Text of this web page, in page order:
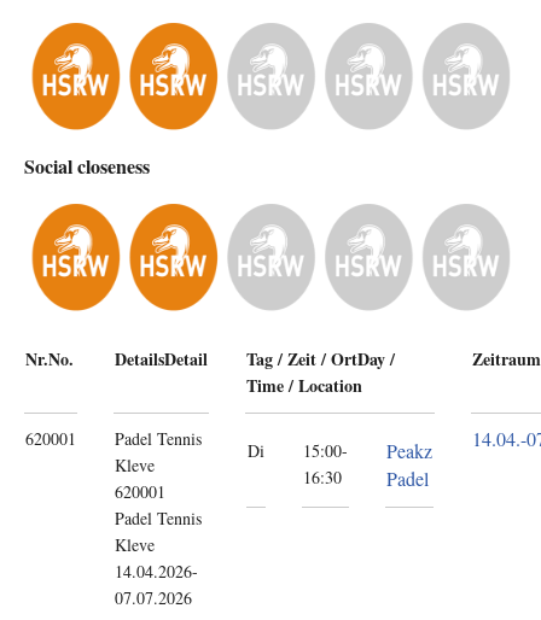
Social closeness
Nr.No. DetailsDetail Tag / Zeit / OrtDay /
Time / Location
Zeitraum
620001
Padel Tennis
Kleve
620001
Padel Tennis
Kleve
14.04.2026-
07.07.2026
Di
15:00-
16:30
Peakz
Padel
14.04.-